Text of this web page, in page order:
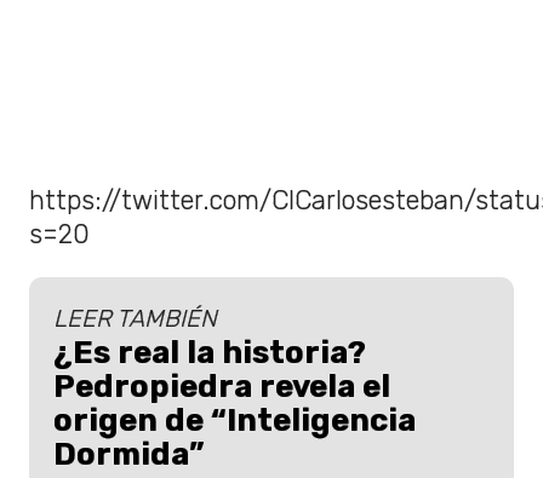
https://twitter.com/ClCarlosesteban/
s=20
LEER TAMBIÉN
¿Es real la historia?
Pedropiedra revela el
origen de “Inteligencia
Dormida”